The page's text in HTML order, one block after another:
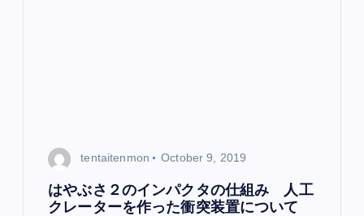
tentaitenmon October 9, 2019
はやぶさ２のインパクタの仕組み 人工
クレーターを作った衝突装置について